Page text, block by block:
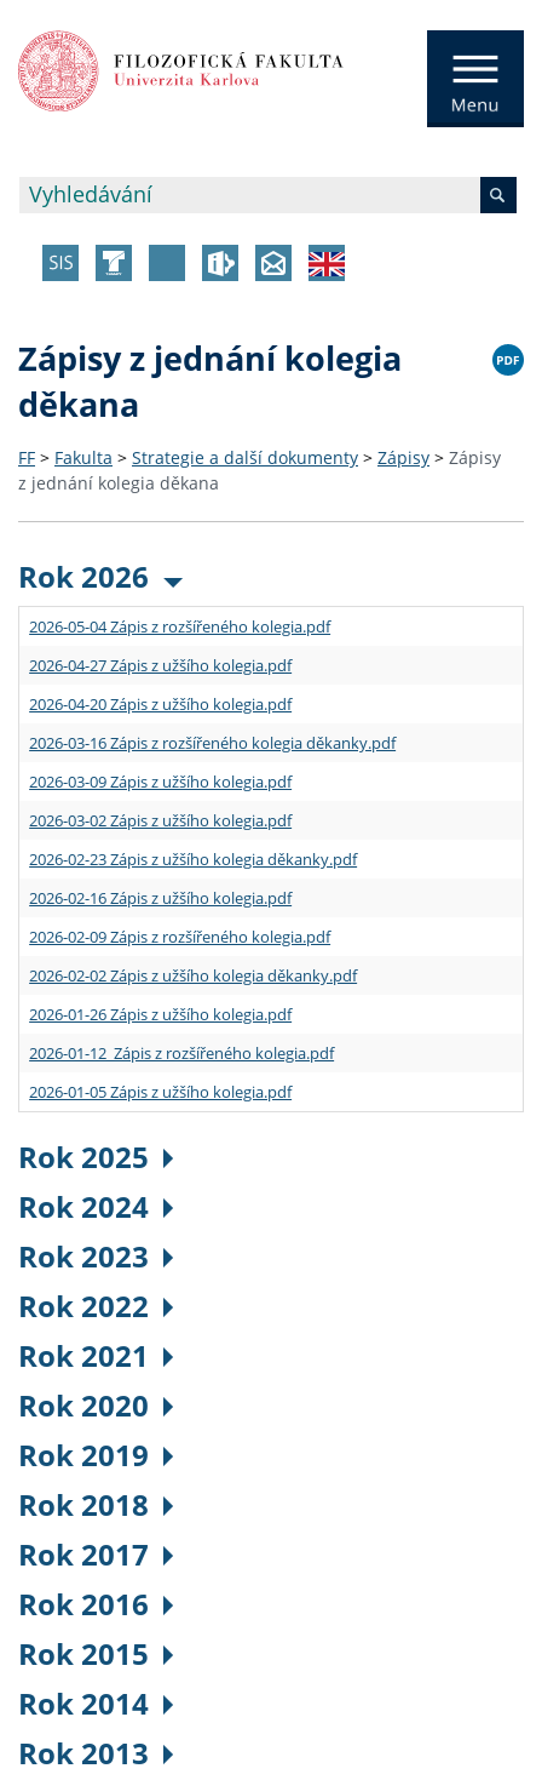
Zápisy z jednání kolegia
děkana
FF > Fakulta > Strategie a další dokumenty > Zápisy > Zápisy
z jednání kolegia děkana
Rok 2026
2026-05-04 Zápis z rozšířeného kolegia.pdf
2026-04-27 Zápis z užšího kolegia.pdf
2026-04-20 Zápis z užšího kolegia.pdf
2026-03-16 Zápis z rozšířeného kolegia děkanky.pdf
2026-03-09 Zápis z užšího kolegia.pdf
2026-03-02 Zápis z užšího kolegia.pdf
2026-02-23 Zápis z užšího kolegia děkanky.pdf
2026-02-16 Zápis z užšího kolegia.pdf
2026-02-09 Zápis z rozšířeného kolegia.pdf
2026-02-02 Zápis z užšího kolegia děkanky.pdf
2026-01-26 Zápis z užšího kolegia.pdf
2026-01-12 Zápis z rozšířeného kolegia.pdf
2026-01-05 Zápis z užšího kolegia.pdf
Rok 2025
Rok 2024
Rok 2023
Rok 2022
Rok 2021
Rok 2020
Rok 2019
Rok 2018
Rok 2017
Rok 2016
Rok 2015
Rok 2014
Rok 2013